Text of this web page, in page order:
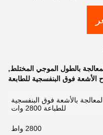
بالطول الموجي المختلط,
الأشعة فوق البنفسجية للطابعة
بالأشعة فوق البنفسجية
للطباعة 2800 وات
2800 واط